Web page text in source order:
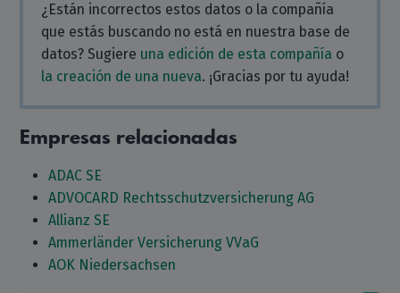
¿Están incorrectos estos datos o la compañía
que estás buscando no está en nuestra base de
datos? Sugiere una edición de esta compañía o
la creación de una nueva. ¡Gracias por tu ayuda!
Empresas relacionadas
ADAC SE
ADVOCARD Rechtsschutzversicherung AG
Allianz SE
Ammerländer Versicherung VVaG
AOK Niedersachsen